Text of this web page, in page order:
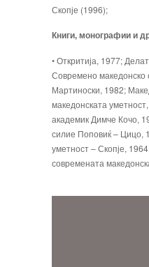
Скопје (1996);
Книги, монографии и
• Откритија, 1977;
Современо македонско
Мартиноски, 1982;
македонската
академик Димче Кочо,
силие Поповиќ – Цицо,
уметност – Скопје,
современата